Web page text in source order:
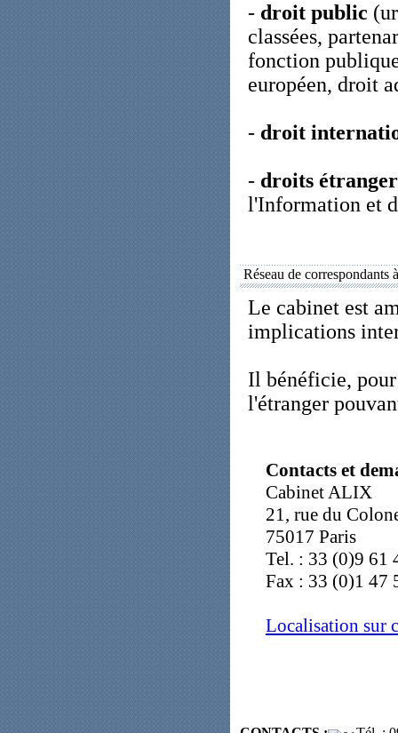
- droit public
classées,
fonction
européen, droit
- droit
- droits
l'Information et
Réseau de correspondants
Le cabinet est
implications
Il bénéficie, pour
l'étranger
Contacts et
Cabinet ALIX
21, rue du
75017 Paris
Tel. : 33 (0)9 61
Fax : 33 (0)1 47
Localisation sur